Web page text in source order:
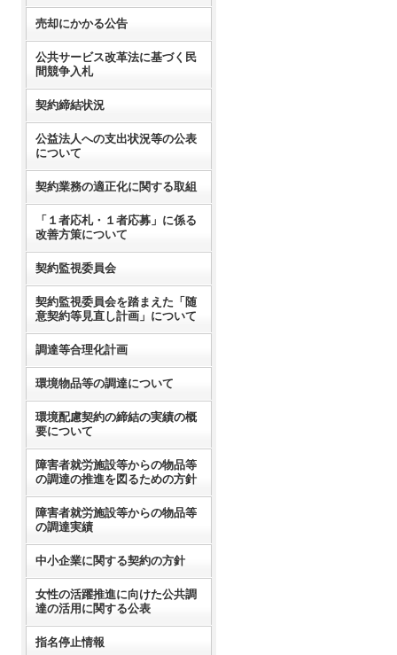
売却にかかる公告
公共サービス改革法に基づく民
間競争入札
契約締結状況
公益法人への支出状況等の公表
について
契約業務の適正化に関する取組
「１者応札・１者応募」に係る
改善方策について
契約監視委員会
契約監視委員会を踏まえた「随
意契約等見直し計画」について
調達等合理化計画
環境物品等の調達について
環境配慮契約の締結の実績の概
要について
障害者就労施設等からの物品等
の調達の推進を図るための方針
障害者就労施設等からの物品等
の調達実績
中小企業に関する契約の方針
女性の活躍推進に向けた公共調
達の活用に関する公表
指名停止情報